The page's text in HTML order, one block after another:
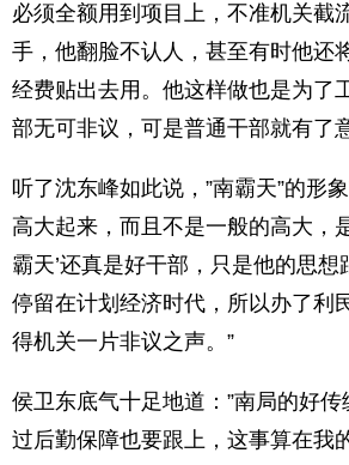
必须全额用到项目上，不准机关截
手，他翻脸不认人，甚至有时他还
经费贴出去用。他这样做也是为了
部无可非议，可是普通干部就有了
听了沈东峰如此说，”南霸天”的形
高大起来，而且不是一般的高大，
霸天’还真是好干部，只是他的思
停留在计划经济时代，所以办了利
得机关一片非议之声。”
侯卫东底气十足地道：”南局的好
过后勤保障也要跟上，这事算在我